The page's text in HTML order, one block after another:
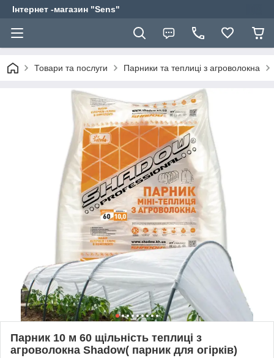
Інтернет -магазин "Sens"
Товари та послуги Парники та теплиці з агроволокна
Парник 10 м 60 щільність теплиці з
агроволокна Shadow( парник для огірків)